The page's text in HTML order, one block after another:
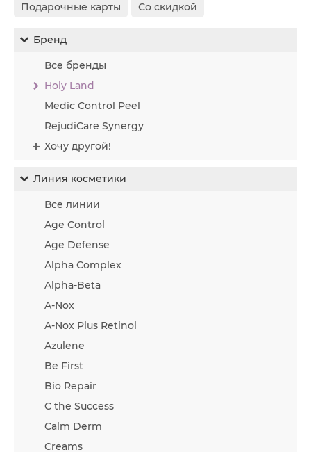
Подарочные карты Со скидкой
Бренд
Все бренды
Holy Land
Medic Control Peel
RejudiCare Synergy
Хочу другой!
Линия косметики
Все линии
Age Control
Age Defense
Alpha Complex
Alpha-Beta
A-Nox
A-Nox Plus Retinol
Azulene
Be First
Bio Repair
C the Success
Calm Derm
Creams